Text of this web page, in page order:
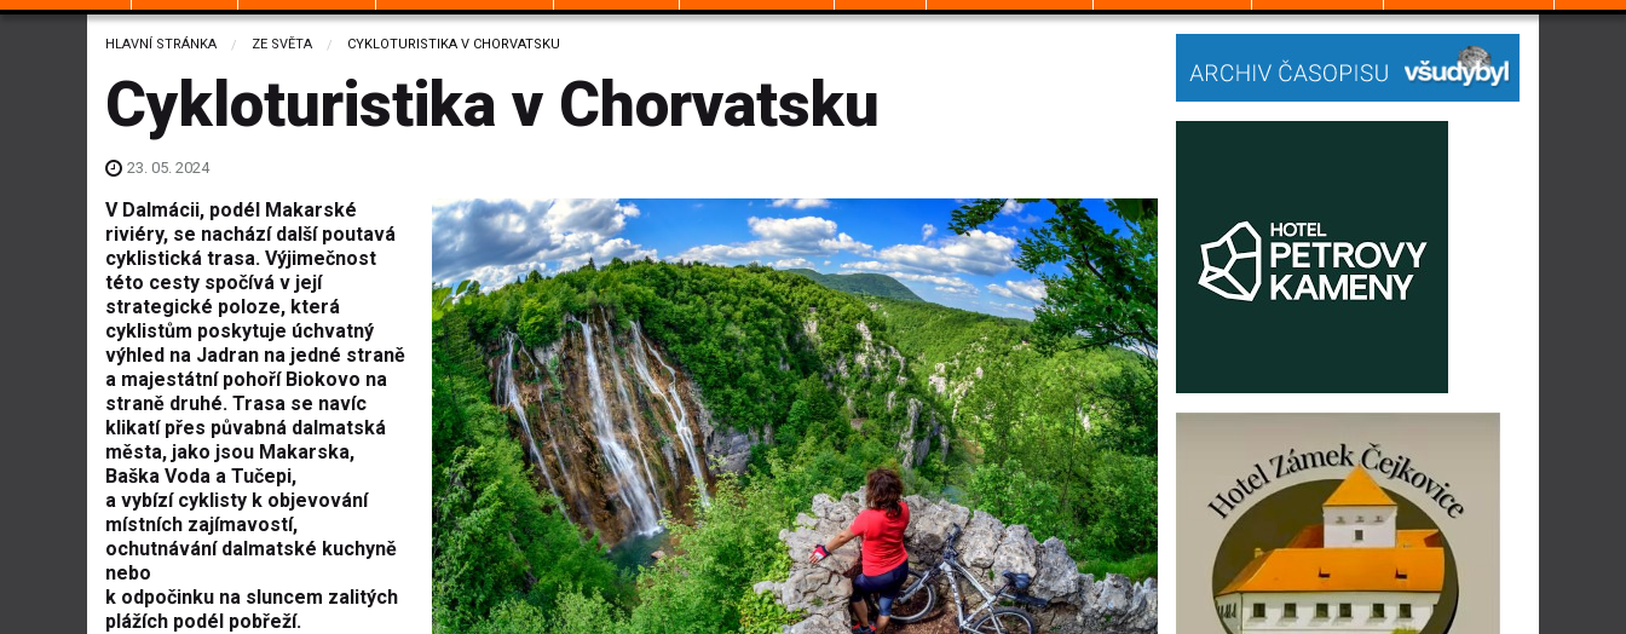
HLAVNÍ STRÁNKA ZE SVĚTA CURRENT:
CYKLOTURISTIKA V CHORVATSKU
Cykloturistika v Chorvatsku
23. 05. 2024
V Dalmácii, podél Makarské
riviéry, se nachází další poutavá
cyklistická trasa. Výjimečnost
této cesty spočívá v její
strategické poloze, která
cyklistům poskytuje úchvatný
výhled na Jadran na jedné straně
a majestátní pohoří Biokovo na
straně druhé. Trasa se navíc
klikatí přes půvabná dalmatská
města, jako jsou Makarska,
Baška Voda a Tučepi,
a vybízí cyklisty k objevování
místních zajímavostí,
ochutnávání dalmatské kuchyně
nebo
k odpočinku na sluncem zalitých
plážích podél pobřeží.